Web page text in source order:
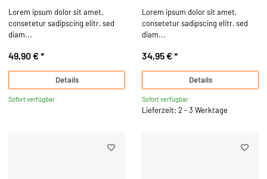
Lorem ipsum dolor sit amet,
consetetur sadipscing elitr, sed
diam...
49,90 €*
Details
Sofort verfügbar
Lorem ipsum dolor sit amet,
consetetur sadipscing elitr, sed
diam...
34,95 €*
Details
Sofort verfügbar
Lieferzeit: 2 - 3 Werktage